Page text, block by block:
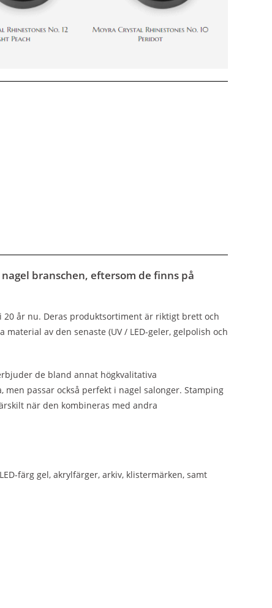
branschen, eftersom de finns på
år nu. Deras produktsortiment är riktigt brett och
av den senaste (UV / LED-geler, gelpolish och
de bland annat högkvalitativa
passar också perfekt i nagel salonger. Stamping
när den kombineras med andra
färg gel, akrylfärger, arkiv, klistermärken, samt